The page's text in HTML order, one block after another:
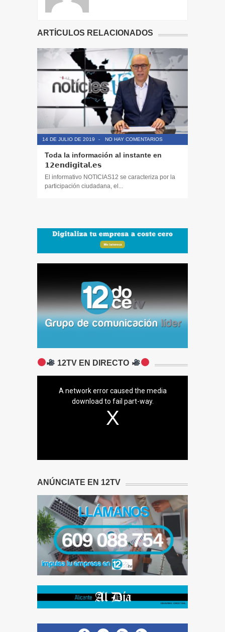
ARTÍCULOS RELACIONADOS
14 DE JULIO DE 2019 - NO HAY COMENTARIOS
Toda la información al instante en
𝟭𝟮𝗲𝗻𝗱𝗶𝗴𝗶𝘁𝗮𝗹.𝗲𝘀
El informativo NOTICIAS12 se caracteriza por la
participación ciudadana, el...
12TV EN DIRECTO
A network error caused the media
download to fail part-way.
ANÚNCIATE EN 12TV